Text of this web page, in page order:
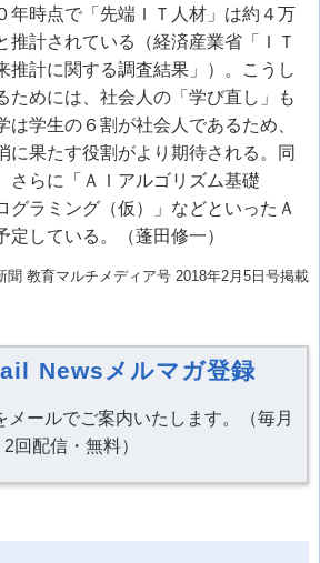
年時点で「先端ＩＴ人材」は約４万
推計されている（経済産業省「ＩＴ
推計に関する調査結果」）。こうし
ためには、社会人の「学び直し」も
は学生の６割が社会人であるため、
に果たす役割がより期待される。同
さらに「ＡＩアルゴリズム基礎
グラミング（仮）」などといったＡ
定している。（蓬田修一）
聞 教育マルチメディア号 2018年2月5日号掲載
Newsメルマガ登録
メールでご案内いたします。（毎月
2回配信・無料）